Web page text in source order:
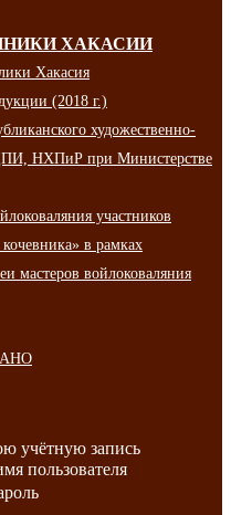
ХАКАСИИ
Хакасия
(2018 г.)
художественно-
НХПиР при Министерстве
участников
в рамках
мастеров войлоковаляния
АНО
учётную запись
пользователя